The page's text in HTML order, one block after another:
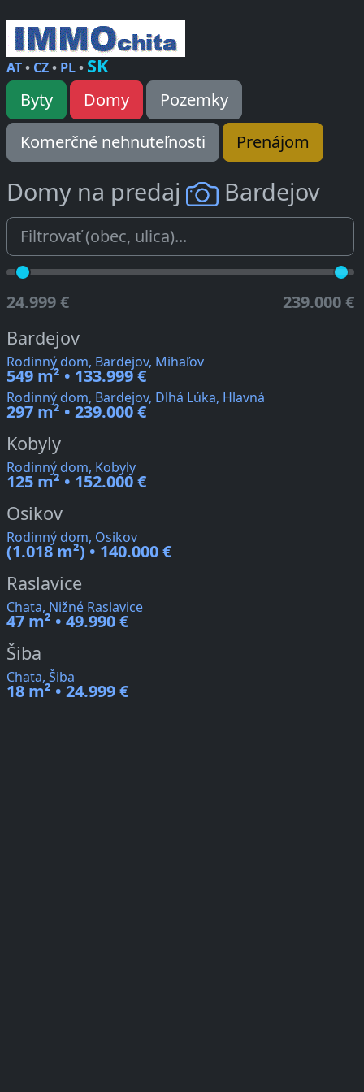
AT• CZ• PL• SK
Byty Domy
Pozemky
Komerčné nehnuteľnosti
Prenájom
Domy na predaj Bardejov
24.999 € 239.000 €
Bardejov
Rodinný dom, Bardejov, Mihaľov
549 m² • 133.999 €
Rodinný dom, Bardejov, Dlhá Lúka, Hlavná
297 m² • 239.000 €
Kobyly
Rodinný dom, Kobyly
125 m² • 152.000 €
Osikov
Rodinný dom, Osikov
(1.018 m²) • 140.000 €
Raslavice
Chata, Nižné Raslavice
47 m² • 49.990 €
Šiba
Chata, Šiba
18 m² • 24.999 €